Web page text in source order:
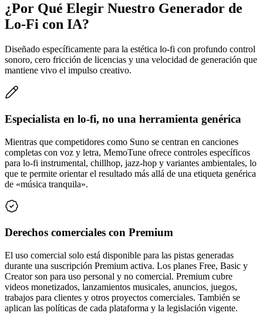
¿Por Qué Elegir Nuestro Generador de
Lo-Fi con IA?
Diseñado específicamente para la estética lo-fi con profundo control
sonoro, cero fricción de licencias y una velocidad de generación que
mantiene vivo el impulso creativo.
Especialista en lo-fi, no una herramienta genérica
Mientras que competidores como Suno se centran en canciones
completas con voz y letra, MemoTune ofrece controles específicos
para lo-fi instrumental, chillhop, jazz-hop y variantes ambientales, lo
que te permite orientar el resultado más allá de una etiqueta genérica
de «música tranquila».
Derechos comerciales con Premium
El uso comercial solo está disponible para las pistas generadas
durante una suscripción Premium activa. Los planes Free, Basic y
Creator son para uso personal y no comercial. Premium cubre
videos monetizados, lanzamientos musicales, anuncios, juegos,
trabajos para clientes y otros proyectos comerciales. También se
aplican las políticas de cada plataforma y la legislación vigente.